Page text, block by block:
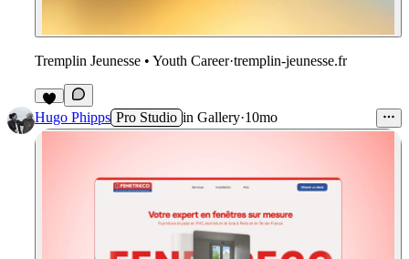
Tremplin Jeunesse • Youth Career·tremplin-jeunesse.fr
2
Hugo Phipps Pro Studio in Gallery·10mo